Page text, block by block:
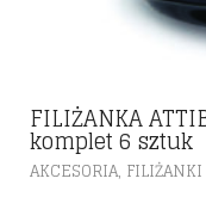
FILIŻANKA
komplet 6 sztuk
AKCESORIA, FILIŻANKI